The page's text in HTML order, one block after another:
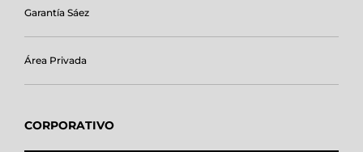
Garantía Sáez
Área Privada
CORPORATIVO